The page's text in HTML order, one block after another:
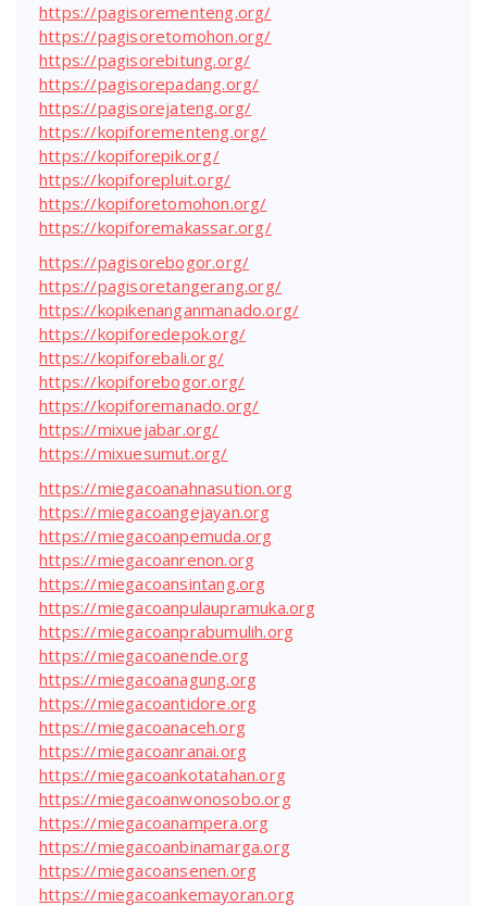
https://pagisorementeng.org/
https://pagisoretomohon.org/
https://pagisorebitung.org/
https://pagisorepadang.org/
https://pagisorejateng.org/
https://kopiforementeng.org/
https://kopiforepik.org/
https://kopiforepluit.org/
https://kopiforetomohon.org/
https://kopiforemakassar.org/
https://pagisorebogor.org/
https://pagisoretangerang.org/
https://kopikenanganmanado.org/
https://kopiforedepok.org/
https://kopiforebali.org/
https://kopiforebogor.org/
https://kopiforemanado.org/
https://mixuejabar.org/
https://mixuesumut.org/
https://miegacoanahnasution.org
https://miegacoangejayan.org
https://miegacoanpemuda.org
https://miegacoanrenon.org
https://miegacoansintang.org
https://miegacoanpulaupramuka.org
https://miegacoanprabumulih.org
https://miegacoanende.org
https://miegacoanagung.org
https://miegacoantidore.org
https://miegacoanaceh.org
https://miegacoanranai.org
https://miegacoankotatahan.org
https://miegacoanwonosobo.org
https://miegacoanampera.org
https://miegacoanbinamarga.org
https://miegacoansenen.org
https://miegacoankemayoran.org